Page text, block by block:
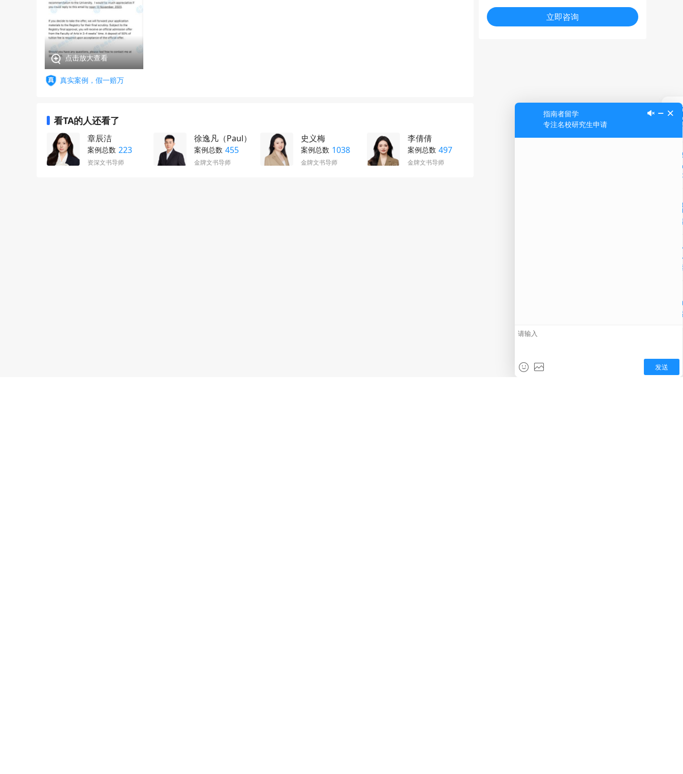
点击放大查看
真实案例，假一赔万
看TA的人还看了
章辰洁
案例总数 223
资深文书导师
徐逸凡（Paul）
案例总数 455
金牌文书导师
史义梅
案例总数 1038
金牌文书导师
李倩倩
案例总数 497
金牌文书导师
服务细致负责，已帮学生收获剑桥等G
5、港三、新二、JHU等高校offer。
立即咨询
公
微
在
电